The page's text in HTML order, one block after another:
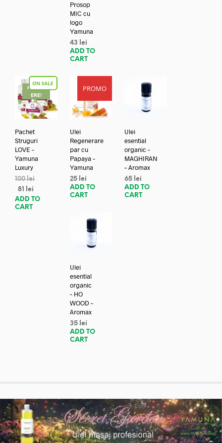
Prosop
MIC cu
logo
Yamuna
43
lei
ADD TO
CART
REDUC
ERE!
Pachet
Struguri
LOVE –
Yamuna
Luxury
100lei
81
lei
ADD TO
CART
PROMO
Ulei
Regenerare
par cu
Papaya –
Yamuna
25 lei
ADD TO
CART
Ulei
esential
organic –
MAGHIRAN
– Aromax
65 lei
ADD TO
CART
Ulei
esential
organic
– HO
WOOD –
Aromax
35 lei
ADD TO
CART